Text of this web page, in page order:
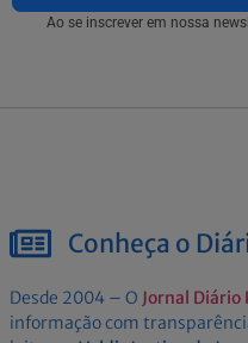
Ao se inscrever em nossa
Conheça o
Desde 2004 – O Jornal Diário
informação com